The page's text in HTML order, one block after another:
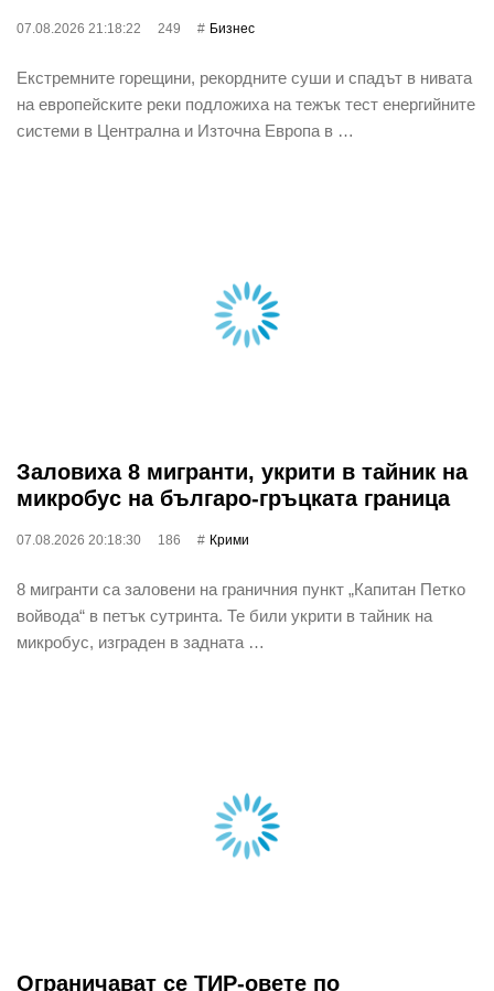
07.08.2026 21:18:22 249 Бизнес
Екстремните горещини, рекордните суши и спадът в нивата
на европейските реки подложиха на тежък тест енергийните
системи в Централна и Източна Европа в …
Заловиха 8 мигранти, укрити в тайник на
микробус на българо-гръцката граница
07.08.2026 20:18:30 186 Крими
8 мигранти са заловени на граничния пункт „Капитан Петко
войвода“ в петък сутринта. Те били укрити в тайник на
микробус, изграден в задната …
Ограничават се ТИР-овете по